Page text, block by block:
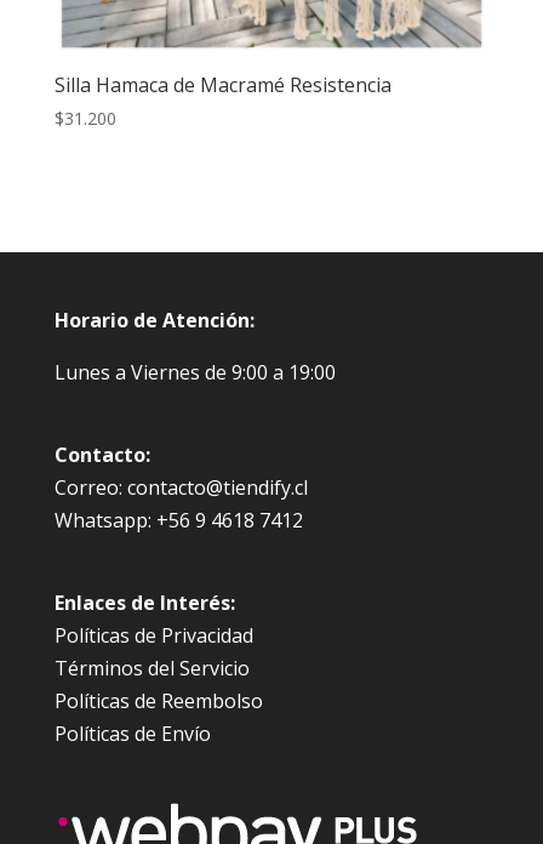
Silla Hamaca de Macramé Resistencia
$31.200
Horario de Atención:
Lunes a Viernes de 9:00 a 19:00
Contacto:
Correo: contacto@tiendify.cl
Whatsapp: +56 9 4618 7412
Enlaces de Interés:
Políticas de Privacidad
Términos del Servicio
Políticas de Reembolso
Políticas de Envío